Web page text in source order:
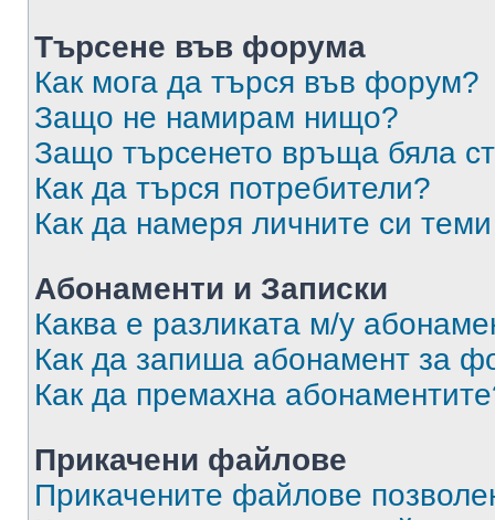
Търсене във форума
Как мога да търся във форум?
Защо не намирам нищо?
Защо търсенето връща бяла
Как да търся потребители?
Как да намеря личните си
Абонаменти и Записки
Каква е разликата м/у
Как да запиша абонамент за
Как да премахна
Прикачени файлове
Прикачените файлове